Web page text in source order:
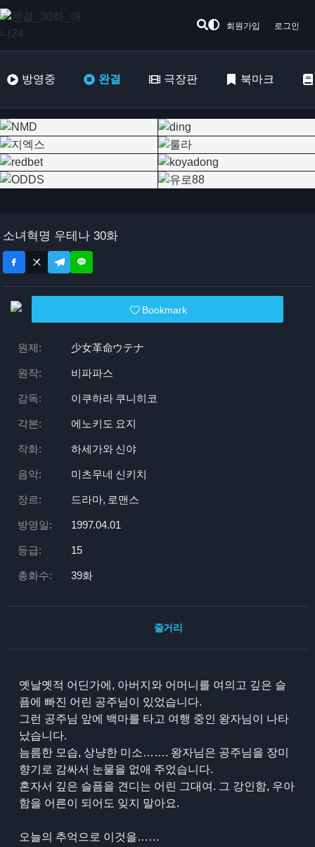
회원가입 로그인
방영중 완결 극장판 북마크
소녀혁명 우테나 30화
Bookmark
원제: 少女革命ウテナ
원작: 비파파스
감독: 이쿠하라 쿠니히코
각본: 에노키도 요지
작화: 하세가와 신야
음악: 미츠무네 신키치
장르: 드라마, 로맨스
방영일: 1997.04.01
등급: 15
총화수: 39화
줄거리
옛날옛적 어딘가에, 아버지와 어머니를 여의고 깊은 슬
픔에 빠진 어린 공주님이 있었습니다.
그런 공주님 앞에 백마를 타고 여행 중인 왕자님이 나타
났습니다.
늠름한 모습, 상냥한 미소……. 왕자님은 공주님을 장미
향기로 감싸서 눈물을 없애 주었습니다.
혼자서 깊은 슬픔을 견디는 어린 그대여. 그 강인함, 우아
함을 어른이 되어도 잊지 말아요.
오늘의 추억으로 이것을……